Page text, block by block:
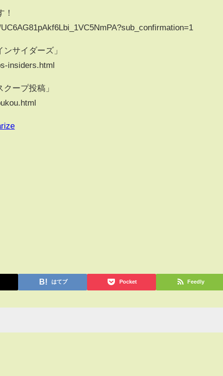
！
サイダーズ」
insiders.html
ープ投稿」
はてブ Pocket Feedly